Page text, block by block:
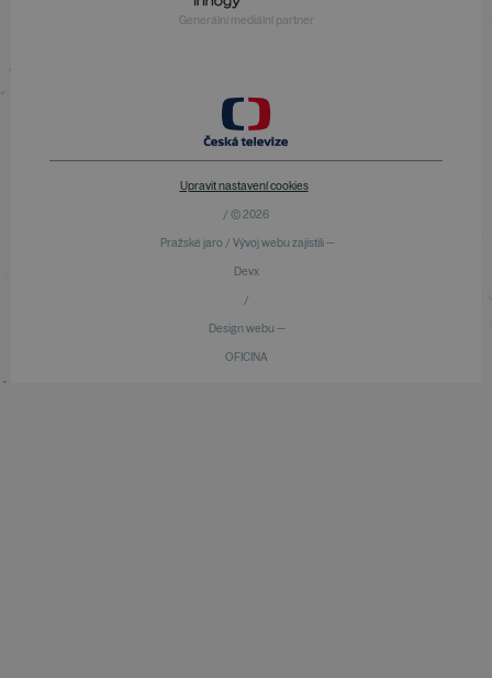
Generální mediální partner
Upravit nastavení cookies
/ © 2026
Pražské jaro / Vývoj webu zajistili —
Devx
/
Design webu —
OFICINA